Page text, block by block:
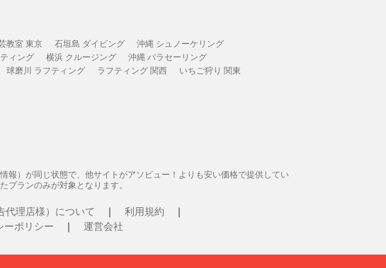
教室 東京 石垣島 ダイビング
沖縄 シュノーケリング
ィング 横浜 クルージング
沖縄 パラセーリング
球磨川 ラフティング ラフティング 関西
いちご狩り 関東
）が同じ状態で、他サイトがアソビュー！よりも安い価格で提供してい
ランのみが対象となります。
代理店様）について
利用規約
ーポリシー 運営会社